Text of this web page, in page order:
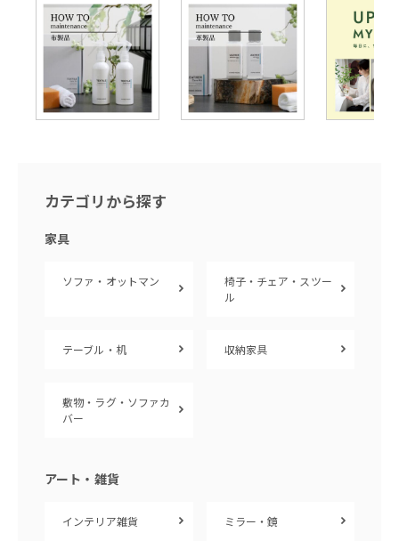
カテゴリから探す
家具
ソファ・オットマン
椅子・チェア・スツー
ル
テーブル・机 収納家具
敷物・ラグ・ソファカ
バー
アート・雑貨
インテリア雑貨 ミラー・鏡